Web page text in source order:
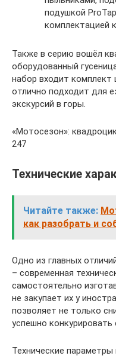
подушкой
комплектацией
Также в серию вошёл
оборудованный
набор входит комплект
отлично подходит для
экскурсий в горы.
«Мотосезон»:
247
Технические
Читайте также:
как разобрать и
Одно из главных
– современная
самостоятельно
не закупает их у
позволяет не только
успешно
Технические